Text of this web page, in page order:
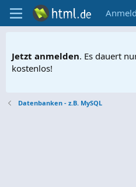
Jetzt anmelden. Es dauert
kostenlos!
Datenbanken - z.B. MySQL